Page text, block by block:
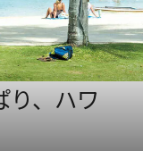
り、ハワ